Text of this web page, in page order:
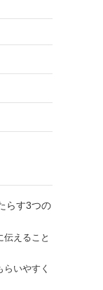
らす3つの
えること
いやすく